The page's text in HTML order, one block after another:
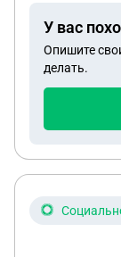
У вас
Опишите
делать.